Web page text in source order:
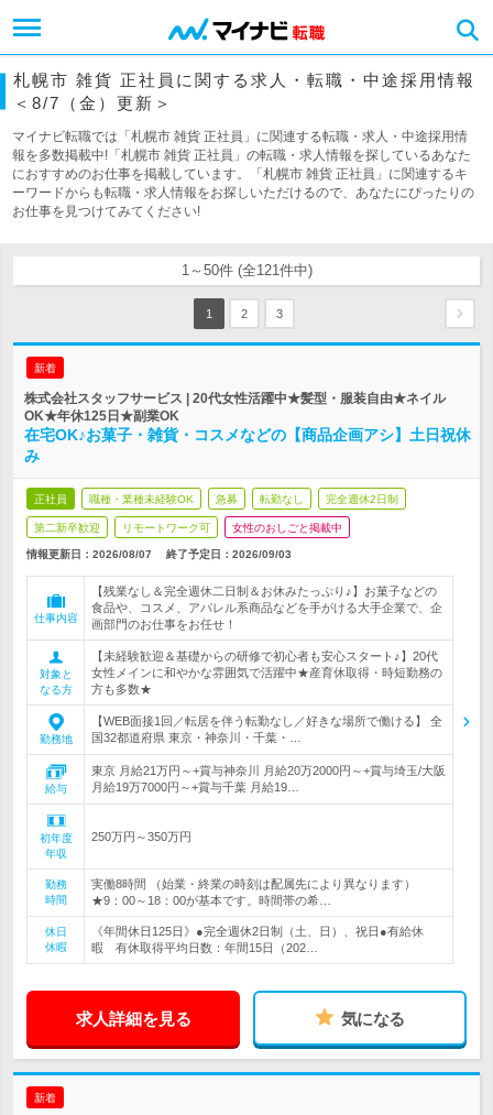
札幌市 雑貨 正社員に関する求人・転職・中途採用情報
＜8/7（金）更新＞
マイナビ転職では「札幌市 雑貨 正社員」に関連する転職・求人・中途採用情
報を多数掲載中!「札幌市 雑貨 正社員」の転職・求人情報を探しているあなた
におすすめのお仕事を掲載しています。「札幌市 雑貨 正社員」に関連するキ
ーワードからも転職・求人情報をお探しいただけるので、あなたにぴったりの
お仕事を見つけてみてください!
1～50件 (全121件中)
1 2 3
新着
株式会社スタッフサービス | 20代女性活躍中★髪型・服装自由★ネイル
OK★年休125日★副業OK
在宅OK♪お菓子・雑貨・コスメなどの【商品企画アシ】土日祝休
み
正社員 職種・業種未経験OK 急募 転勤なし 完全週休2日制
第二新卒歓迎 リモートワーク可 女性のおしごと掲載中
情報更新日：2026/08/07 終了予定日： 2026/09/03
仕事内容
【残業なし＆完全週休二日制＆お休みたっぷり♪】お菓子などの
食品や、コスメ、アパレル系商品などを手がける大手企業で、企
画部門のお仕事をお任せ！
対象と
なる方
【未経験歓迎＆基礎からの研修で初心者も安心スタート♪】20代
女性メインに和やかな雰囲気で活躍中★産育休取得・時短勤務の
方も多数★
勤務地
【WEB面接1回／転居を伴う転勤なし／好きな場所で働ける】 全
国32都道府県 東京・神奈川・千葉・…
給与
東京 月給21万円～+賞与神奈川 月給20万2000円～+賞与埼玉/大阪
月給19万7000円～+賞与千葉 月給19…
初年度
年収
250万円～350万円
勤務
時間
実働8時間 （始業・終業の時刻は配属先により異なります）
★9：00～18：00が基本です。時間帯の希…
休日
休暇
《年間休日125日》●完全週休2日制（土、日）、祝日●有給休
暇 有休取得平均日数：年間15日（202…
求人詳細を見る 気になる
新着